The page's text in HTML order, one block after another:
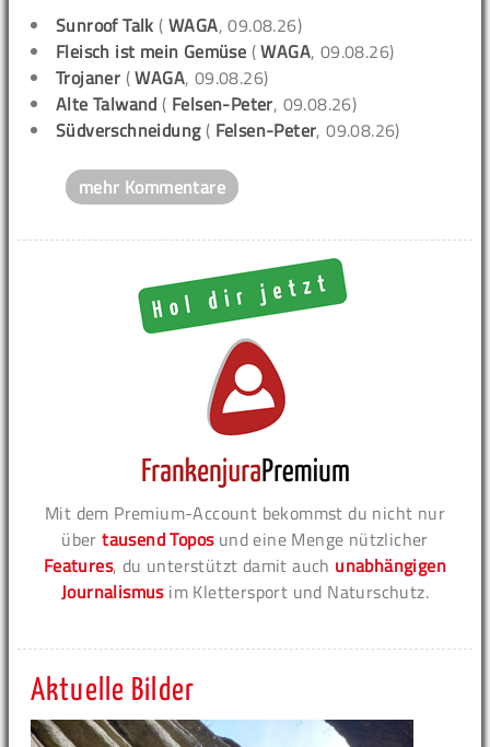
Sunroof Talk (WAGA, 09.08.26)
Fleisch ist mein Gemüse (WAGA, 09.08.26)
Trojaner (WAGA, 09.08.26)
Alte Talwand ( Felsen-Peter, 09.08.26)
Südverschneidung( Felsen-Peter, 09.08.26)
mehr Kommentare
Mit dem Premium-Account bekommst du nicht nur
übertausend Toposund eine Menge nützlicher
Features, du unterstützt damit auch unabhängigen
Journalismusim Klettersport und Naturschutz.
Aktuelle Bilder